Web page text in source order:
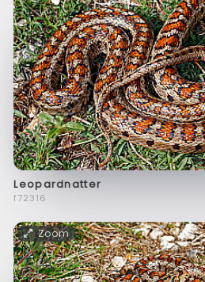
Leopardnatter
f72316
Zoom